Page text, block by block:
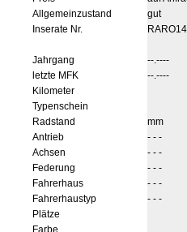
Allgemeinzustand
gut
Inserate Nr.
Jahrgang
--.----
letzte MFK
--.----
Kilometer
Typenschein
Radstand
mm
Antrieb
- - -
Achsen
- - -
Federung
- - -
Fahrerhaus
- - -
Fahrerhaustyp
- - -
Plätze
Farbe